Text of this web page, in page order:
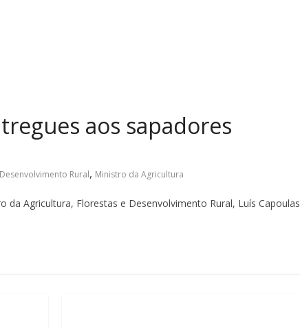
aos sapadores
Rural, Ministro da Agricultura
Agricultura, Florestas e Desenvolvimento Rural, Luís Capoulas